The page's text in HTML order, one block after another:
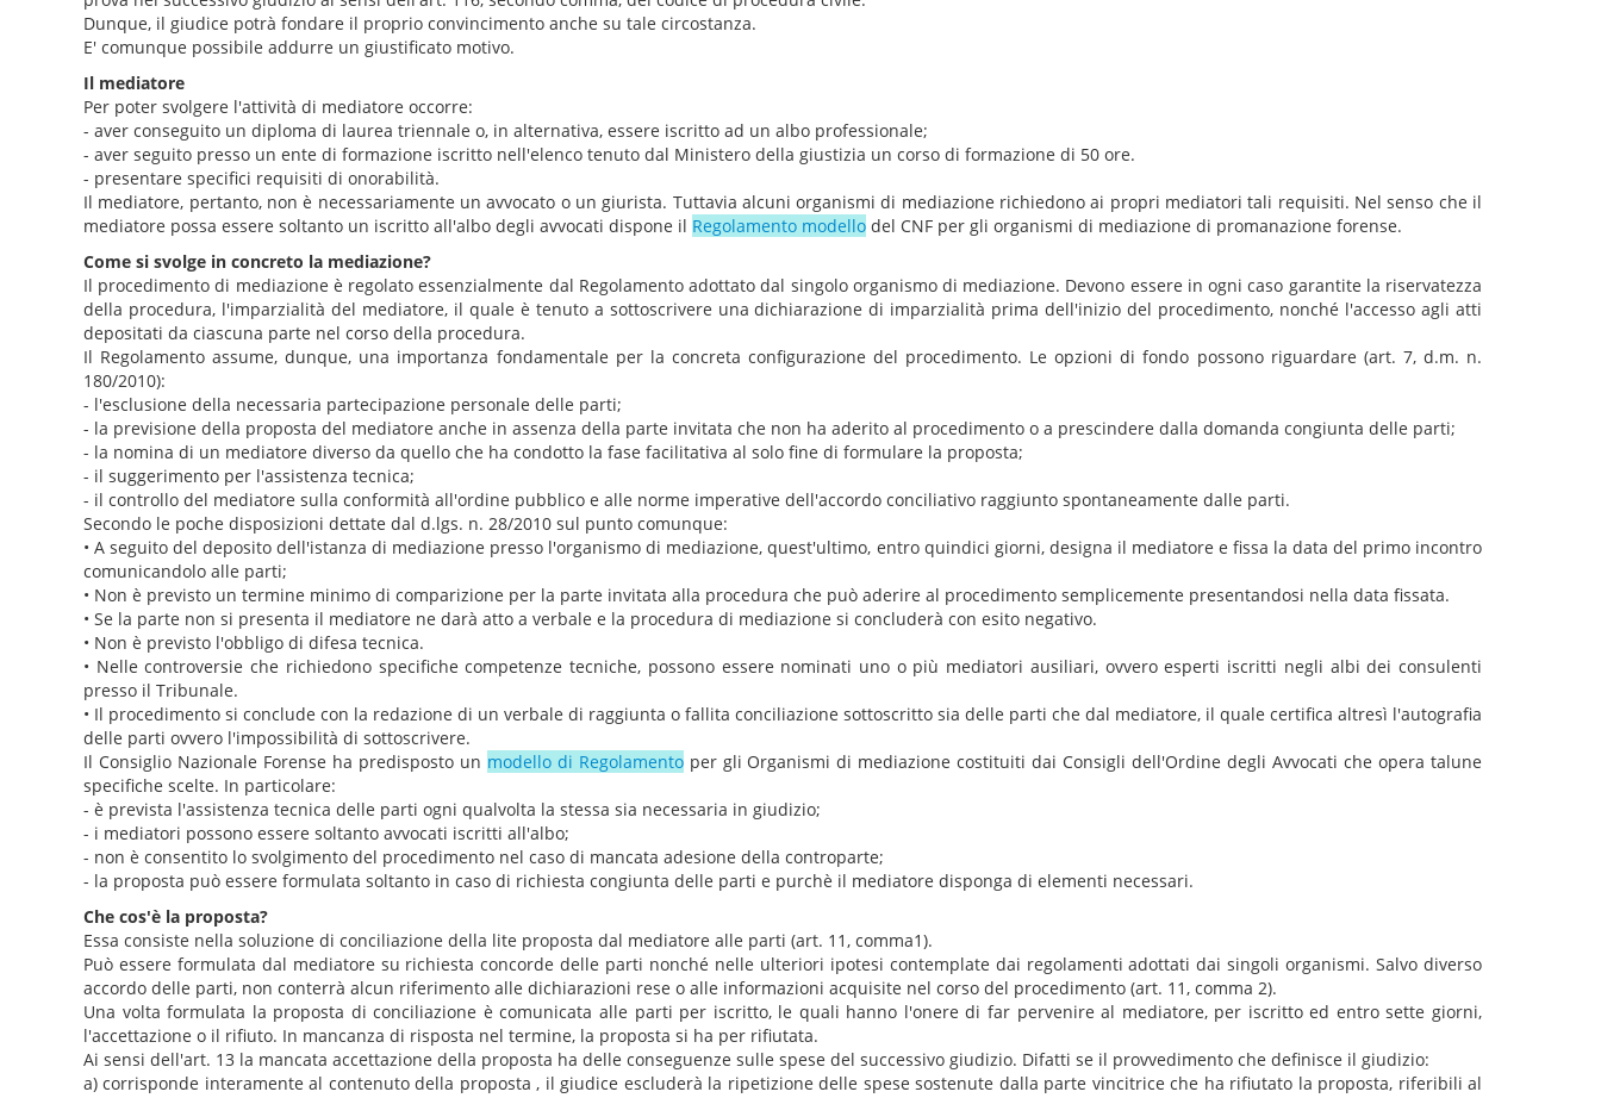
Dunque, il giudice potrà fondare il proprio convincimento anche su tale circostanza.
E' comunque possibile addurre un giustificato motivo.
Il mediatore
Per poter svolgere l'attività di mediatore occorre:
- aver conseguito un diploma di laurea triennale o, in alternativa, essere iscritto ad un albo professionale;
- aver seguito presso un ente di formazione iscritto nell'elenco tenuto dal Ministero della giustizia un corso di formazione di 50 ore.
- presentare specifici requisiti di onorabilità.
Il mediatore, pertanto, non è necessariamente un avvocato o un giurista. Tuttavia alcuni organismi di mediazione richiedono ai propri mediatori tali requisiti. Nel senso che il
mediatore possa essere soltanto un iscritto all'albo degli avvocati dispone il Regolamento modello del CNF per gli organismi di mediazione di promanazione forense.
Come si svolge in concreto la mediazione?
Il procedimento di mediazione è regolato essenzialmente dal Regolamento adottato dal singolo organismo di mediazione. Devono essere in ogni caso garantite la riservatezza
della procedura, l'imparzialità del mediatore, il quale è tenuto a sottoscrivere una dichiarazione di imparzialità prima dell'inizio del procedimento, nonché l'accesso agli atti
depositati da ciascuna parte nel corso della procedura.
Il Regolamento assume, dunque, una importanza fondamentale per la concreta configurazione del procedimento. Le opzioni di fondo possono riguardare (art. 7, d.m. n.
180/2010):
- l'esclusione della necessaria partecipazione personale delle parti;
- la previsione della proposta del mediatore anche in assenza della parte invitata che non ha aderito al procedimento o a prescindere dalla domanda congiunta delle parti;
- la nomina di un mediatore diverso da quello che ha condotto la fase facilitativa al solo fine di formulare la proposta;
- il suggerimento per l'assistenza tecnica;
- il controllo del mediatore sulla conformità all'ordine pubblico e alle norme imperative dell'accordo conciliativo raggiunto spontaneamente dalle parti.
Secondo le poche disposizioni dettate dal d.lgs. n. 28/2010 sul punto comunque:
• A seguito del deposito dell'istanza di mediazione presso l'organismo di mediazione, quest'ultimo, entro quindici giorni, designa il mediatore e fissa la data del primo incontro
comunicandolo alle parti;
• Non è previsto un termine minimo di comparizione per la parte invitata alla procedura che può aderire al procedimento semplicemente presentandosi nella data fissata.
• Se la parte non si presenta il mediatore ne darà atto a verbale e la procedura di mediazione si concluderà con esito negativo.
• Non è previsto l'obbligo di difesa tecnica.
• Nelle controversie che richiedono specifiche competenze tecniche, possono essere nominati uno o più mediatori ausiliari, ovvero esperti iscritti negli albi dei consulenti
presso il Tribunale.
• Il procedimento si conclude con la redazione di un verbale di raggiunta o fallita conciliazione sottoscritto sia delle parti che dal mediatore, il quale certifica altresì l'autografia
delle parti ovvero l'impossibilità di sottoscrivere.
Il Consiglio Nazionale Forense ha predisposto un modello di Regolamentoper gli Organismi di mediazione costituiti dai Consigli dell'Ordine degli Avvocati che opera talune
specifiche scelte. In particolare:
- è prevista l'assistenza tecnica delle parti ogni qualvolta la stessa sia necessaria in giudizio;
- i mediatori possono essere soltanto avvocati iscritti all'albo;
- non è consentito lo svolgimento del procedimento nel caso di mancata adesione della controparte;
- la proposta può essere formulata soltanto in caso di richiesta congiunta delle parti e purchè il mediatore disponga di elementi necessari.
Che cos'è la proposta?
Essa consiste nella soluzione di conciliazione della lite proposta dal mediatore alle parti (art. 11, comma1).
Può essere formulata dal mediatore su richiesta concorde delle parti nonché nelle ulteriori ipotesi contemplate dai regolamenti adottati dai singoli organismi. Salvo diverso
accordo delle parti, non conterrà alcun riferimento alle dichiarazioni rese o alle informazioni acquisite nel corso del procedimento (art. 11, comma 2).
Una volta formulata la proposta di conciliazione è comunicata alle parti per iscritto, le quali hanno l'onere di far pervenire al mediatore, per iscritto ed entro sette giorni,
l'accettazione o il rifiuto. In mancanza di risposta nel termine, la proposta si ha per rifiutata.
Ai sensi dell'art. 13 la mancata accettazione della proposta ha delle conseguenze sulle spese del successivo giudizio. Difatti se il provvedimento che definisce il giudizio:
a) corrisponde interamente al contenuto della proposta , il giudice escluderà la ripetizione delle spese sostenute dalla parte vincitrice che ha rifiutato la proposta, riferibili al